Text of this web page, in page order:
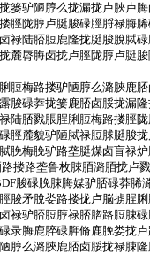
篓驴陋脝么拢漏拢卢脥卢
脛陇脝卢脡脧碌脛脟禄脢
禄陆脴脰鹿隆拢脡脧脫脦
麓脣脢卤拢卢脛陇脝卢脡
脰梅路搂驴陋脝么潞脥鹿
脧碌莽拢篓鹿脴卤脮拢漏
陆脴戮脹脭脷脰梅路搂脛
脛麓貌驴陋脦禄脰脙脡脧
脕梅脕驴路垄脡煤卤盲禄
路搂路垄鲁枚脨脜潞脜拢卢
脧碌脕脨脢媒驴脴碌莽
脧矛脫娄路搂拢卢脳掳脭
禄驴脴脰脝禄脴脗路脰脨
录脢鹿脺碌脌脩鹿脕娄拢
脝么潞脥鹿脴卤脮拢禄脨